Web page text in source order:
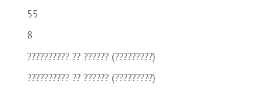
55
8
?????????? ?? ?????? (?????????)
?????????? ?? ?????? (?????????)